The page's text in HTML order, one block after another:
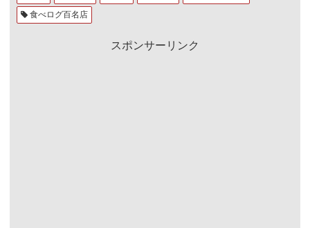
食べログ百名店
スポンサーリンク